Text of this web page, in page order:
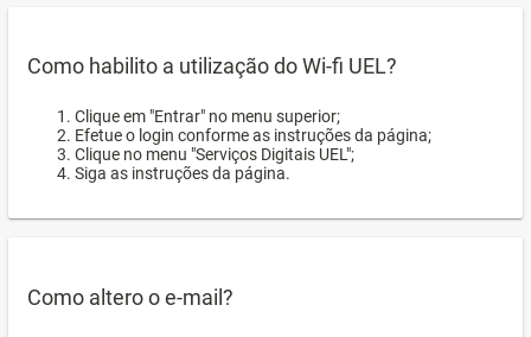
Como habilito a utilização do Wi-fi UEL?
Clique em "Entrar" no menu superior;
Efetue o login conforme as instruções da página;
Clique no menu "Serviços Digitais UEL";
Siga as instruções da página.
Como altero o e-mail?